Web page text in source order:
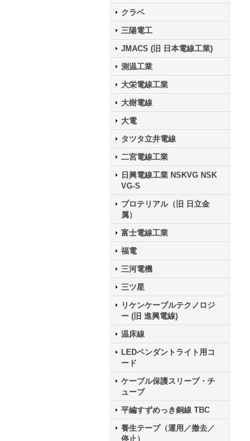
クラベ
三陽電工
JMACS (旧 日本電線工業)
測温工業
大栄電線工業
大樹電線
大電
タツタ立井電線
二宮電線工業
日興電線工業 NSKVG NSK
VG-S
プロテリアル（旧 日立金
属）
富士電線工業
福電
三河電機
三ツ星
リケンケーブルテクノロジ
ー (旧 進興電線)
温床線
LEDペンダントライト用コ
ード
ケーブル保護スリーブ・チ
ューブ
平編すずめっき銅線 TBC
養生テープ（運用／撤去／
停止）